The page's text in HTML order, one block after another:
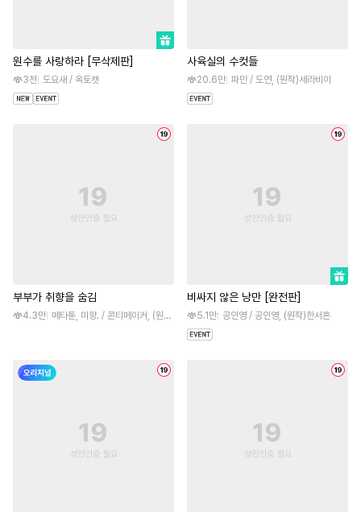
원수를 사랑하라 [무삭제판]
3천 도요새 / 옥토캣
사육실의 수컷들
20.6만 파만 / 도연, (원작)세라비이
부부가 취향을 숨김
4.3만 메타툰, 미향. / 콘티메이커, (원작)백윤
비싸지 않은 낭만 [완전판]
5.1만 공인영 / 공인영, (원작)한서흔